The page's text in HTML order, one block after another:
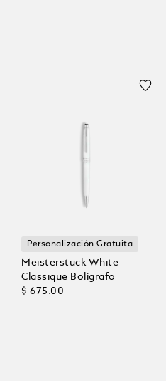
Personalización Gratuita
Meisterstück White
Classique Bolígrafo
$ 675.00